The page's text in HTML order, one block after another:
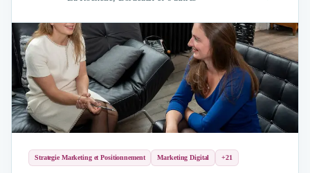
Communication
Influence Marketing
Veille commerciale
Photographie
Salons
Études Marketing
Présentations PowerPoint
SMS Marketing
Email Marketing
Strategie Marketing et Positionnement Marketing Digital +21